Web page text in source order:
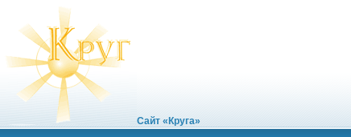
Сайт «Круга»